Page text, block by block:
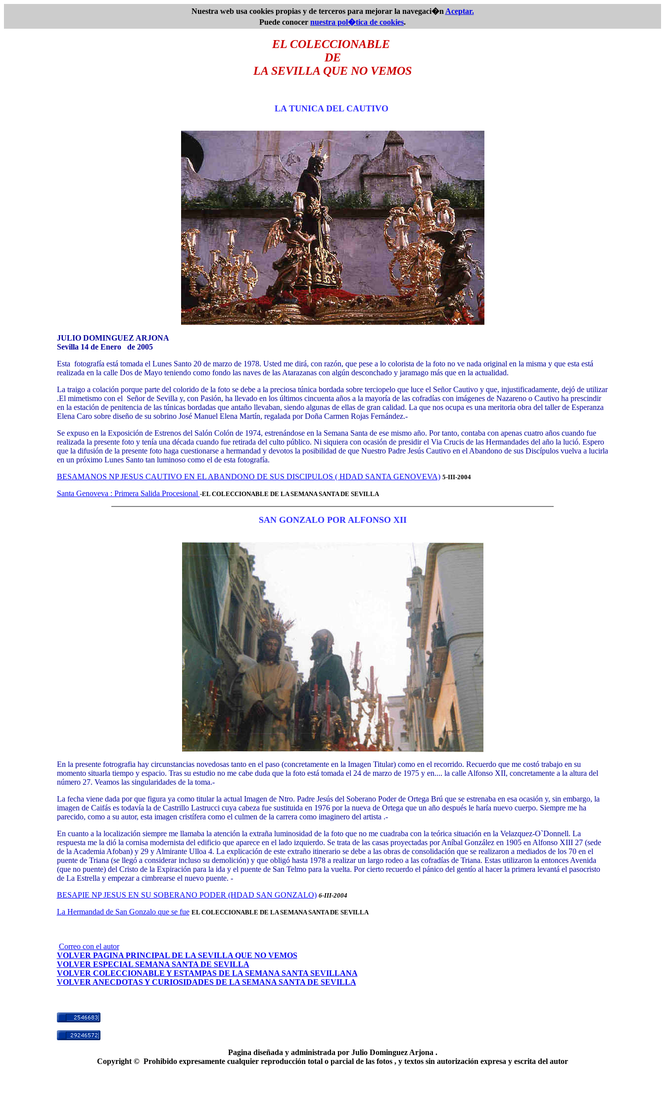
Nuestra web usa cookies propias y de terceros para mejorar la navegaci�n Aceptar.
Puede conocer nuestra pol�tica de cookies.
EL COLECCIONABLE
DE
LA SEVILLA QUE NO VEMOS
LA TUNICA DEL CAUTIVO
JULIO DOMINGUEZ ARJONA
Sevilla 14 de Enero de 2005
Esta fotografía está tomada el Lunes Santo 20 de marzo de 1978. Usted me dirá, con razón, que pese a lo colorista de la foto no ve nada original en la misma y que esta está
realizada en la calle Dos de Mayo teniendo como fondo las naves de las Atarazanas con algún desconchado y jaramago más que en la actualidad.
La traigo a colación porque parte del colorido de la foto se debe a la preciosa túnica bordada sobre terciopelo que luce el Señor Cautivo y que, injustificadamente, dejó de utilizar
.El mimetismo con el Señor de Sevilla y, con Pasión, ha llevado en los últimos cincuenta años a la mayoría de las cofradías con imágenes de Nazareno o Cautivo ha prescindir
en la estación de penitencia de las túnicas bordadas que antaño llevaban, siendo algunas de ellas de gran calidad. La que nos ocupa es una meritoria obra del taller de Esperanza
Elena Caro sobre diseño de su sobrino José Manuel Elena Martín, regalada por Doña Carmen Rojas Fernández.-
Se expuso en la Exposición de Estrenos del Salón Colón de 1974, estrenándose en la Semana Santa de ese mismo año. Por tanto, contaba con apenas cuatro años cuando fue
realizada la presente foto y tenía una década cuando fue retirada del culto público. Ni siquiera con ocasión de presidir el Via Crucis de las Hermandades del año la lució. Espero
que la difusión de la presente foto haga cuestionarse a hermandad y devotos la posibilidad de que Nuestro Padre Jesús Cautivo en el Abandono de sus Discípulos vuelva a lucirla
en un próximo Lunes Santo tan luminoso como el de esta fotografía.
BESAMANOS NP JESUS CAUTIVO EN EL ABANDONO DE SUS DISCIPULOS ( HDAD SANTA GENOVEVA) 5-III-2004
Santa Genoveva : Primera Salida Procesional -EL COLECCIONABLE DE LA SEMANA SANTA DE SEVILLA
SAN GONZALO POR ALFONSO XII
En la presente fotrografia hay circunstancias novedosas tanto en el paso (concretamente en la Imagen Titular) como en el recorrido. Recuerdo que me costó trabajo en su
momento situarla tiempo y espacio. Tras su estudio no me cabe duda que la foto está tomada el 24 de marzo de 1975 y en.... la calle Alfonso XII, concretamente a la altura del
número 27. Veamos las singularidades de la toma.-
La fecha viene dada por que figura ya como titular la actual Imagen de Ntro. Padre Jesús del Soberano Poder de Ortega Brú que se estrenaba en esa ocasión y, sin embargo, la
imagen de Caifás es todavía la de Castrillo Lastrucci cuya cabeza fue sustituida en 1976 por la nueva de Ortega que un año después le haría nuevo cuerpo. Siempre me ha
parecido, como a su autor, esta imagen cristífera como el culmen de la carrera como imaginero del artista .-
En cuanto a la localización siempre me llamaba la atención la extraña luminosidad de la foto que no me cuadraba con la teórica situación en la Velazquez-O`Donnell. La
respuesta me la dió la cornisa modernista del edificio que aparece en el lado izquierdo. Se trata de las casas proyectadas por Aníbal González en 1905 en Alfonso XIII 27 (sede
de la Academia Afoban) y 29 y Almirante Ulloa 4. La explicación de este extraño itinerario se debe a las obras de consolidación que se realizaron a mediados de los 70 en el
puente de Triana (se llegó a considerar incluso su demolición) y que obligó hasta 1978 a realizar un largo rodeo a las cofradías de Triana. Estas utilizaron la entonces Avenida
(que no puente) del Cristo de la Expiración para la ida y el puente de San Telmo para la vuelta. Por cierto recuerdo el pánico del gentío al hacer la primera levantá el pasocristo
de La Estrella y empezar a cimbrearse el nuevo puente. -
BESAPIE NP JESUS EN SU SOBERANO PODER (HDAD SAN GONZALO) 6-III-2004
La Hermandad de San Gonzalo que se fue EL COLECCIONABLE DE LA SEMANA SANTA DE SEVILLA
Correo con el autor
VOLVER PAGINA PRINCIPAL DE LA SEVILLA QUE NO VEMOS
VOLVER ESPECIAL SEMANA SANTA DE SEVILLA
VOLVER COLECCIONABLE Y ESTAMPAS DE LA SEMANA SANTA SEVILLANA
VOLVER ANECDOTAS Y CURIOSIDADES DE LA SEMANA SANTA DE SEVILLA
Pagina diseñada y administrada por Julio Dominguez Arjona .
Copyright © Prohibido expresamente cualquier reproducción total o parcial de las fotos , y textos sin autorización expresa y escrita del autor